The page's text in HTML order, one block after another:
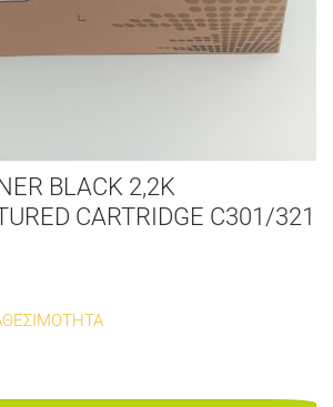
BLACK 2,2K
CARTRIDGE C301/321
2,2K REMANUFACTURED CARTRIDGE